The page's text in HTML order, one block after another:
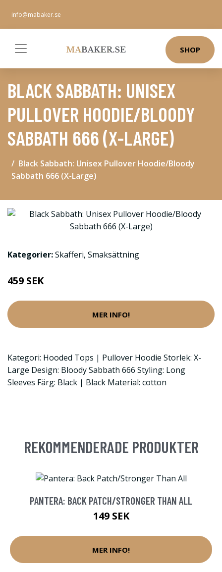
info@mabaker.se
SHOP
BLACK SABBATH: UNISEX
PULLOVER HOODIE/BLOODY
SABBATH 666 (X-LARGE)
Black Sabbath: Unisex Pullover Hoodie/Bloody
Sabbath 666 (X-Large)
Kategorier:Skafferi, Smaksättning
459 SEK
MER INFO!
Kategori: Hooded Tops | Pullover Hoodie Storlek: X-
Large Design: Bloody Sabbath 666 Styling: Long
Sleeves Färg: Black | Black Material: cotton
REKOMMENDERADE PRODUKTER
PANTERA: BACK PATCH/STRONGER THAN ALL
149 SEK
MER INFO!